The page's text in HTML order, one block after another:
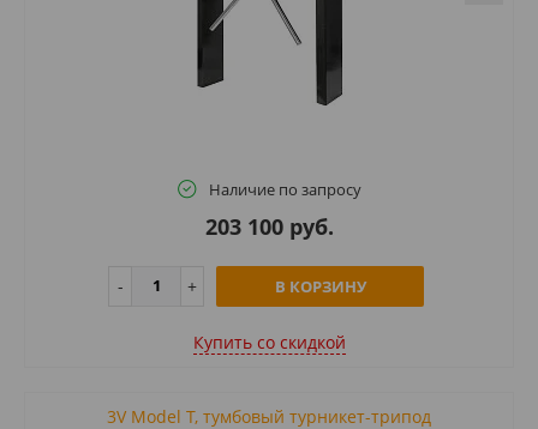
Наличие по запросу
203 100 руб.
В КОРЗИНУ
Купить cо скидкой
3V Model T, тумбовый турникет-трипод